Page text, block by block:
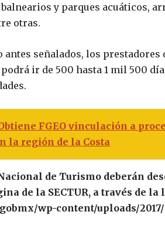
y parques acuáticos,
otras.
señalados, los prestadores
ir de 500 hasta 1 mil 500
FGEO vinculación a
la región de la Costa
de Turismo deberán
de la SECTUR, a través de la
wp-content/uploads/2017/